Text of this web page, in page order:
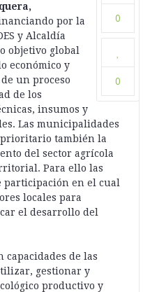
0
0
por la
y Alcaldía
objetivo global
económico y
un proceso
de los
insumos y
Las municipalidades
también la
del sector agrícola
Para ello las
participación en el cual
locales para
el desarrollo del
capacidades de las
gestionar y
productivo y